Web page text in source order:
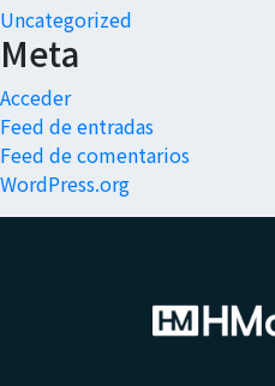
Uncategorized
Meta
Acceder
Feed de entradas
Feed de comentarios
WordPress.org